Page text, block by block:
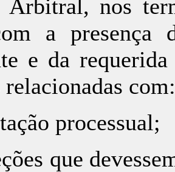
Arbitral, nos
a presença
e da
relacionadas com:
processual;
que